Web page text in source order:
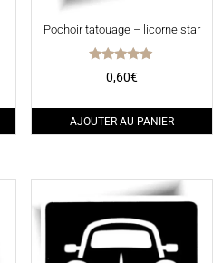
Pochoir tatouage – licorne star
Note
5.00
0,60€
AJOUTER AU PANIER